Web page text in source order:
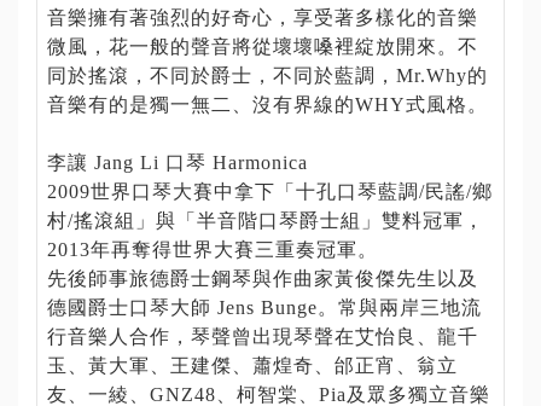
音樂擁有著強烈的好奇心，享受著多樣化的音樂
微風，花一般的聲音將從壞壞嗓裡綻放開來。不
同於搖滾，不同於爵士，不同於藍調，Mr.Why的
音樂有的是獨一無二、沒有界線的WHY式風格。
李讓 Jang Li 口琴 Harmonica
2009世界口琴大賽中拿下「十孔口琴藍調/民謠/鄉
村/搖滾組」與「半音階口琴爵士組」雙料冠軍，
2013年再奪得世界大賽三重奏冠軍。
先後師事旅德爵士鋼琴與作曲家黃俊傑先生以及
德國爵士口琴大師 Jens Bunge。常與兩岸三地流
行音樂人合作，琴聲曾出現琴聲在艾怡良、龍千
玉、黃大軍、王建傑、蕭煌奇、邰正宵、翁立
友、一綾、GNZ48、柯智棠、Pia及眾多獨立音樂